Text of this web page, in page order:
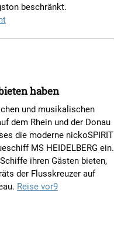
beschränkt.
haben
und musikalischen
dem Rhein und der Donau
die moderne nickoSPIRIT
MS HEIDELBERG ein.
ihren Gästen bieten,
der Flusskreuzer auf
Reise vor9